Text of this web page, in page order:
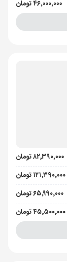
۴۶٬۰۰۰٬۰۰۰ تومان
۸۲٬۳۹۰٬۰۰۰ تومان
۱۲۱٬۳۹۰٬۰۰۰ تومان
۶۵٬۹۹۰٬۰۰۰ تومان
۴۵٬۵۰۰٬۰۰۰ تومان